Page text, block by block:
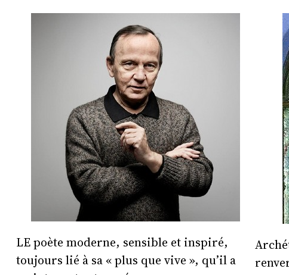
LE poète moderne, sensible et inspiré,
toujours lié à sa « plus que vive », qu’il a